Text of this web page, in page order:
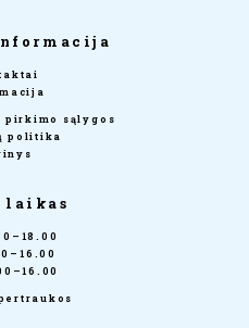
pirkimo sąlygos
politika
laikas